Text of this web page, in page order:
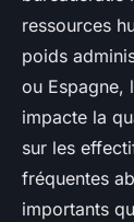
ressources
poids
ou Espagne,
impacte la
sur les
fréquentes
importants